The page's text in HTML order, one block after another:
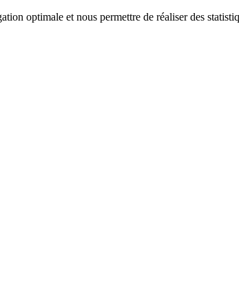
optimale et nous permettre de réaliser des